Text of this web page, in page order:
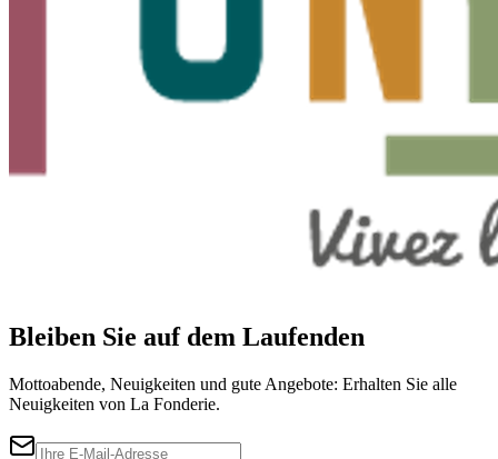
Bleiben Sie auf dem Laufenden
Mottoabende, Neuigkeiten und gute Angebote: Erhalten Sie alle
Neuigkeiten von La Fonderie.